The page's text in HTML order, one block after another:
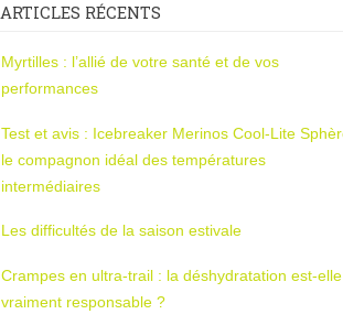
ARTICLES RÉCENTS
Myrtilles : l’allié de votre santé et de vos
performances
Test et avis : Icebreaker Merinos Cool-Lite
le compagnon idéal des températures
intermédiaires
Les difficultés de la saison estivale
Crampes en ultra-trail : la déshydratation est-elle
vraiment responsable ?